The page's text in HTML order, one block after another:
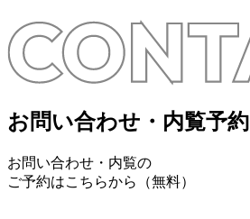
お問い合わせ・内覧予約
お問い合わせ・内覧の
ご予約はこちらから（無料）